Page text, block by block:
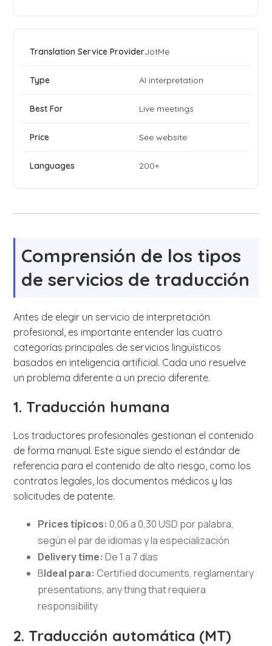
JotMe
AI interpretation
Live meetings
See website
200+
Comprensión de los tipos
de servicios de traducción
Antes de elegir un servicio de interpretación
profesional, es importante entender las cuatro
categorías principales de servicios lingüísticos
basados en inteligencia artificial. Cada uno resuelve
un problema diferente a un precio diferente.
1. Traducción humana
Los traductores profesionales gestionan el contenido
de forma manual. Este sigue siendo el estándar de
referencia para el contenido de alto riesgo, como los
contratos legales, los documentos médicos y las
solicitudes de patente.
Prices típicos: 0,06 a 0,30 USD por palabra,
según el par de idiomas y la especialización
Delivery time: De 1 a 7 días
BIdeal para:Certified documents, reglamentary
presentations, any thing that requiera
responsibility
2. Traducción automática (MT)